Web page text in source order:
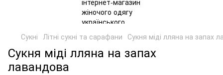
Сукні Літні сукні та сарафани Сукня міді лляна на запах
Сукня міді лляна на запах
лавандова